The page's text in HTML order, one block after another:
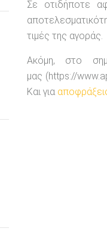
Σε οτιδήποτε
τιμές της αγοράς.
Ακόμη, στο
μας (https://
Και για